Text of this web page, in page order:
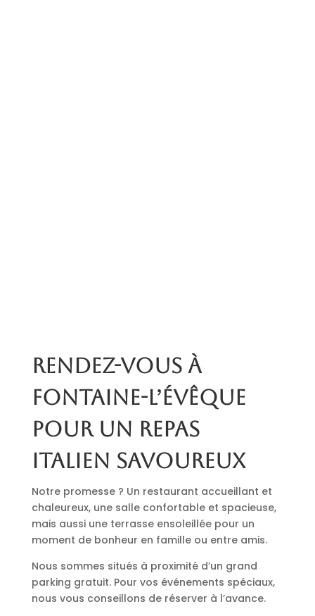
Rendez-vous à
Fontaine-l’Évêque
pour un repas
italien savoureux
Notre promesse ? Un restaurant accueillant et
chaleureux, une salle confortable et spacieuse,
mais aussi une terrasse ensoleillée pour un
moment de bonheur en famille ou entre amis.
Nous sommes situés à proximité d’un grand
parking gratuit. Pour vos événements spéciaux,
nous vous conseillons de réserver à l’avance.